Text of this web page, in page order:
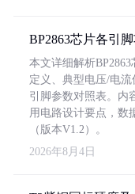
BP2863芯片各引
本文详细解析
定义、典型电压/电
引脚参数对照表。内
用电路设计要点，数
（版本V1.2）。
2026年8月4日